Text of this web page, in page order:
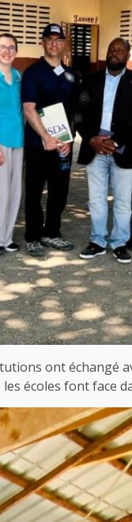
ont échangé
écoles font face